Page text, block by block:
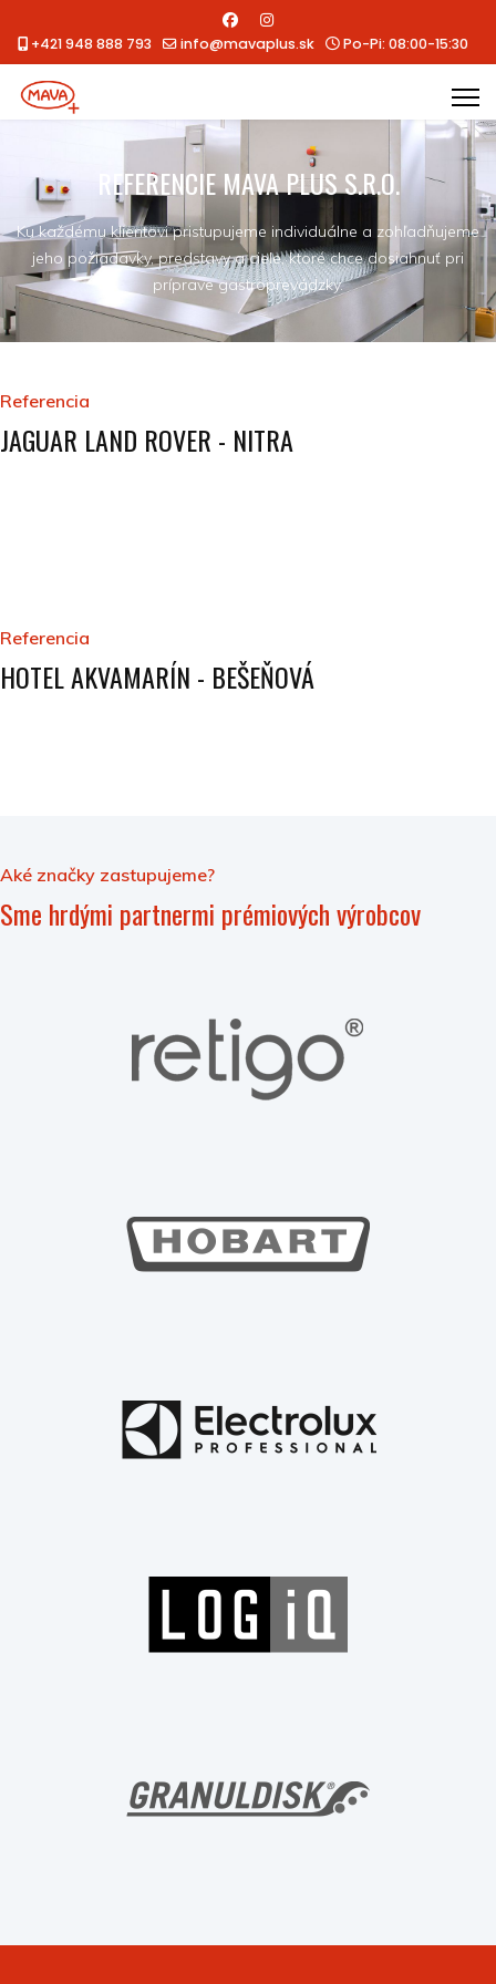
+421 948 888 793 info@mavaplus.sk Po-Pi: 08:00-15:30
REFERENCIE MAVA PLUS S.R.O.
Ku každému klientovi pristupujeme individuálne a zohľadňujeme
jeho požiadavky, predstavy a ciele, ktoré chce dosiahnuť pri
príprave gastroprevádzky.
Referencia
JAGUAR LAND ROVER - NITRA
Referencia
HOTEL AKVAMARÍN - BEŠEŇOVÁ
Aké značky zastupujeme?
Sme hrdými partnermi prémiových výrobcov